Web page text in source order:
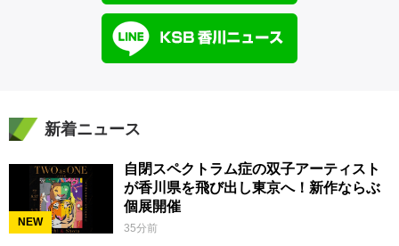
新着ニュース
NEW
自閉スペクトラム症の双子アーティスト
が香川県を飛び出し東京へ！新作ならぶ
個展開催
35分前